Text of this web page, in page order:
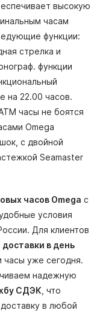
высокую
часам
функции:
стрелка и
функции
на 22.00 часов.
часы не боятся
Omega
с двойной
Seamaster
часов Omega с
условия
Для клиентов
доставки в день
уже сегодня.
надежную
СДЭК , что
в любой